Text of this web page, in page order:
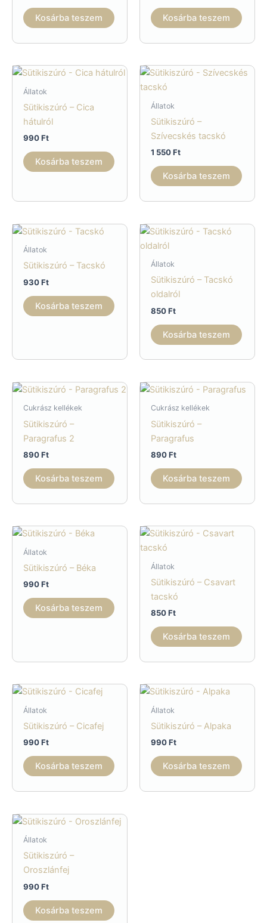
Kosárba teszem Kosárba teszem
Állatok
Sütikiszúró – Cica
hátulról
990Ft
Kosárba teszem
Állatok
Sütikiszúró –
Szívecskés tacskó
1 550Ft
Kosárba teszem
Állatok
Sütikiszúró – Tacskó
930Ft
Kosárba teszem
Állatok
Sütikiszúró – Tacskó
oldalról
850Ft
Kosárba teszem
Cukrász kellékek
Sütikiszúró –
Paragrafus 2
890Ft
Kosárba teszem
Cukrász kellékek
Sütikiszúró –
Paragrafus
890Ft
Kosárba teszem
Állatok
Sütikiszúró – Béka
990Ft
Kosárba teszem
Állatok
Sütikiszúró – Csavart
tacskó
850Ft
Kosárba teszem
Állatok
Sütikiszúró – Cicafej
990Ft
Kosárba teszem
Állatok
Sütikiszúró – Alpaka
990Ft
Kosárba teszem
Állatok
Sütikiszúró –
Oroszlánfej
990Ft
Kosárba teszem